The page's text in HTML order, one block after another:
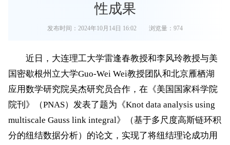
性成果
发布时间：2024年10月14日 16:02 浏览量： 974
近日，大连理工大学雷逢春教授和李风玲教授与美
国密歇根州立大学Guo-Wei Wei教授团队和北京雁栖湖
应用数学研究院吴杰研究员合作，在《美国国家科学院
院刊》（PNAS）发表了题为《Knot data analysis using
multiscale Gauss link integral》（基于多尺度高斯链环积
分的纽结数据分析）的论文，实现了将纽结理论成功用